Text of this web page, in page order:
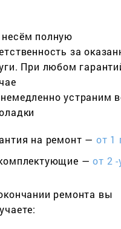
полную
за
При любом
устраним
на ремонт — от 1
—от 2 -
ремонта вы